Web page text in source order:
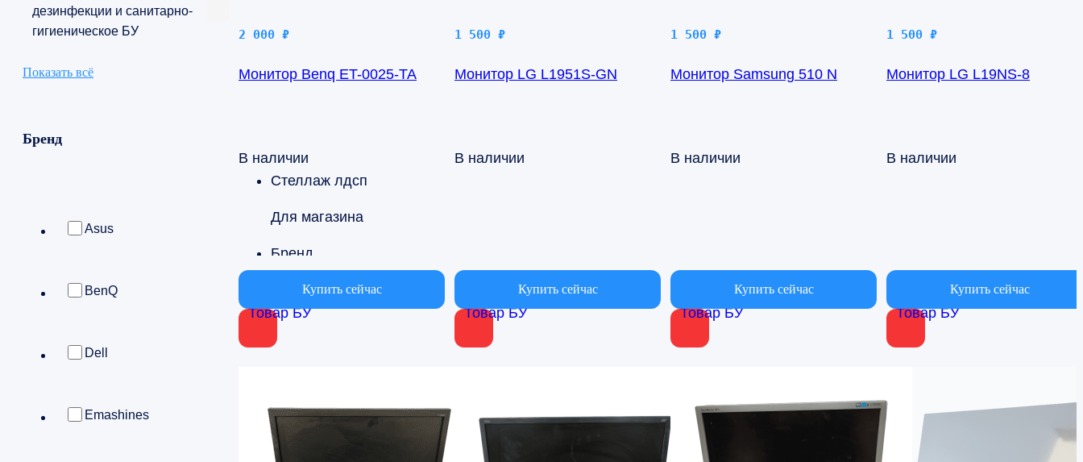
дезинфекции и санитарно-
гигиеническое БУ
Показать всё
Бренд
Asus
BenQ
Dell
Emashines
Товар БУ
2 000 ₽
Монитор Benq ET-0025-TA
В наличии
Стеллаж лдсп
Для магазина
Бренд
BenQКупить сейчас
Товар БУ
1 500 ₽
Монитор LG L1951S-GN
В наличии
Купить сейчас
Товар БУ
1 500 ₽
Монитор Samsung 510 N
В наличии
Купить сейчас
Товар БУ
1 500 ₽
Монитор LG L19NS-8
В наличии
Купить сейчас